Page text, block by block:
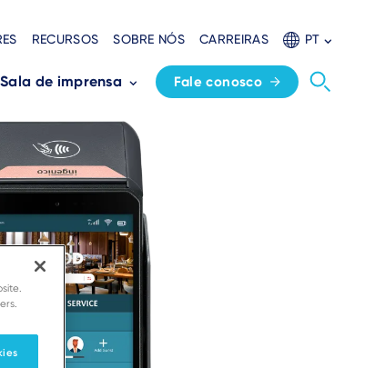
RECURSOS SOBRE NÓS CARREIRAS PT
Sala de imprensa Fale conosco